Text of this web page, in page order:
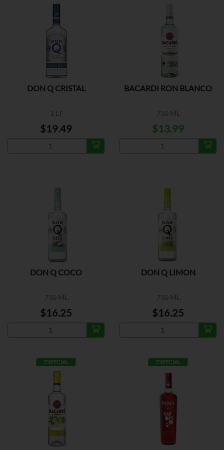
DON Q CRISTAL
1 LT
$19.49
BACARDI RON BLANCO
750 ML
$13.99
DON Q COCO
750 ML
$16.25
DON Q LIMON
750 ML
$16.25
ESPECIAL ESPECIAL